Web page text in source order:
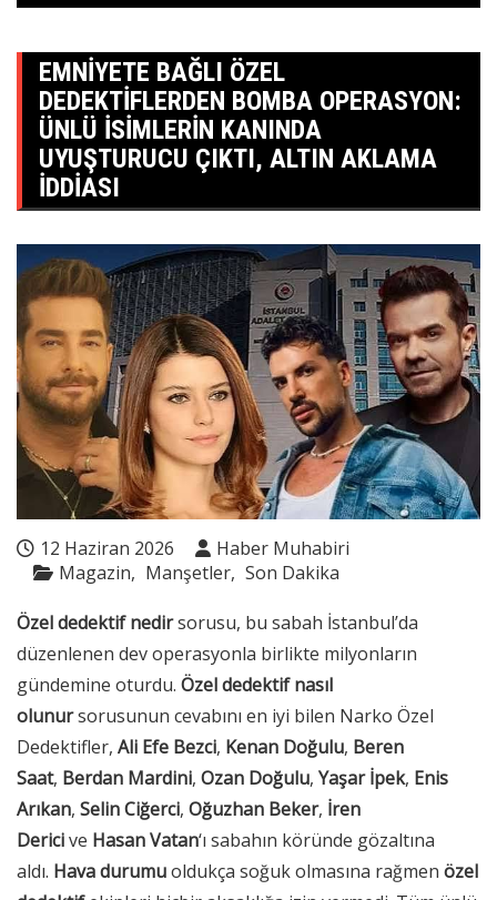
EMNİYETE BAĞLI ÖZEL
DEDEKTİFLERDEN BOMBA OPERASYON:
ÜNLÜ İSİMLERİN KANINDA
UYUŞTURUCU ÇIKTI, ALTIN AKLAMA
İDDİASI
12 Haziran 2026
Haber Muhabiri
Magazin
Manşetler Son Dakika
Özel dedektif nedirsorusu, bu sabah İstanbul’da
düzenlenen dev operasyonla birlikte milyonların
gündemine oturdu. Özel dedektif nasıl
olunursorusunun cevabını en iyi bilen Narko Özel
Dedektifler, Ali Efe Bezci, Kenan Doğulu, Beren
Saat, Berdan Mardini, Ozan Doğulu, Yaşar İpek, Enis
Arıkan, Selin Ciğerci, Oğuzhan Beker, İren
Dericive Hasan Vatan‘ı sabahın köründe gözaltına
aldı. Hava durumuoldukça soğuk olmasına rağmen özel